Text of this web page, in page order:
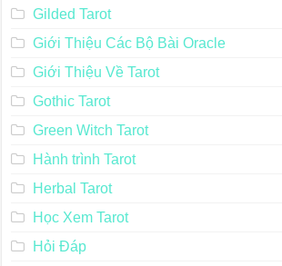
Gilded Tarot
Giới Thiệu Các Bộ Bài Oracle
Giới Thiệu Về Tarot
Gothic Tarot
Green Witch Tarot
Hành trình Tarot
Herbal Tarot
Học Xem Tarot
Hỏi Đáp